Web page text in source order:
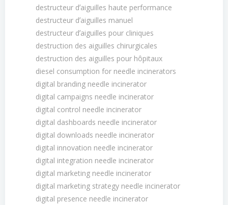
destructeur dʼaiguilles haute performance
destructeur dʼaiguilles manuel
destructeur dʼaiguilles pour cliniques
destruction des aiguilles chirurgicales
destruction des aiguilles pour hôpitaux
diesel consumption for needle incinerators
digital branding needle incinerator
digital campaigns needle incinerator
digital control needle incinerator
digital dashboards needle incinerator
digital downloads needle incinerator
digital innovation needle incinerator
digital integration needle incinerator
digital marketing needle incinerator
digital marketing strategy needle incinerator
digital presence needle incinerator